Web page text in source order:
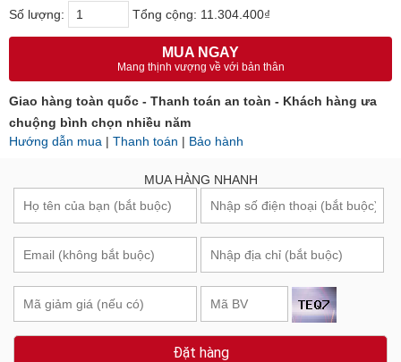
Số lượng: Tổng cộng: 11.304.400₫
MUA NGAY
Mang thịnh vượng về với bản thân
Giao hàng toàn quốc - Thanh toán an toàn - Khách hàng ưa
chuộng bình chọn nhiều năm
Hướng dẫn mua | Thanh toán | Bảo hành
MUA HÀNG NHANH
Đặt hàng